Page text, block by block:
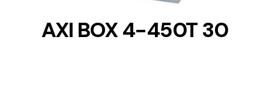
AXI BOX 4-450T 30